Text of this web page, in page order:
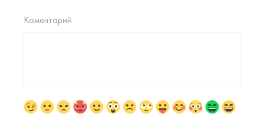
Коментарий